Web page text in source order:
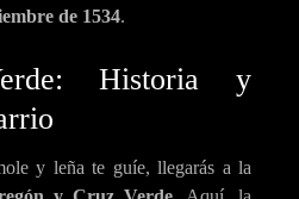
de 1534.
Historia y
y leña te guíe, llegarás a la